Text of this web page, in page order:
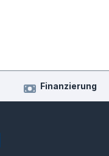
Finanzierung